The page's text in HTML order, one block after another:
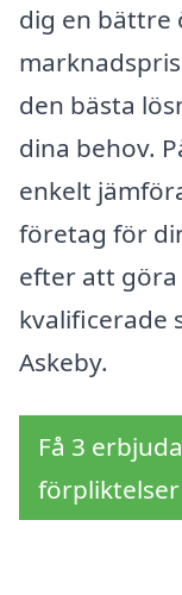
dig en bättre
den bästa
dina behov.
enkelt
företag för
efter att
kvalificerade
Askeby.
Få 3
förpliktelser